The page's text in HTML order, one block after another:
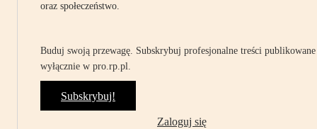
oraz społeczeństwo.
Buduj swoją przewagę. Subskrybuj profesjonalne treści publikowane
wyłącznie w pro.rp.pl.
Subskrybuj!
Zaloguj się